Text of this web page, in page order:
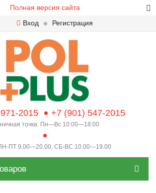
Полная версия сайта
Вход
Регистрация
2015 +7 (901) 547-2015
точка: Пн—Вс 10:00—18:00
ПТ 9.00—20.00, СБ-ВС 10.00—19.00